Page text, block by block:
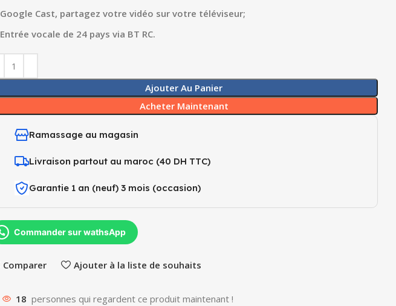
Google Cast, partagez votre vidéo sur votre téléviseur;
Entrée vocale de 24 pays via BT RC.
Ajouter Au Panier
Acheter Maintenant
Ramassage au magasin
Livraison partout au maroc (40 DH TTC)
Garantie 1 an (neuf) 3 mois (occasion)
Commander sur wathsApp
Comparer Ajouter à la liste de souhaits
18 personnes qui regardent ce produit maintenant !